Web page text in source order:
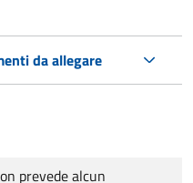
da allegare
prevede alcun